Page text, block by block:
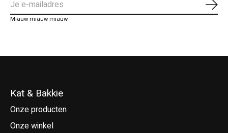
Miauw miauw miauw
Kat & Bakkie
Onze producten
Onze winkel